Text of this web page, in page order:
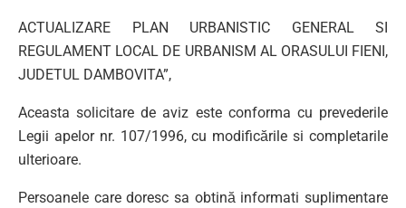
ACTUALIZARE PLAN URBANISTIC GENERAL SI
REGULAMENT LOCAL DE URBANISM AL ORASULUI FIENI,
JUDETUL DAMBOVITA”,
Aceasta solicitare de aviz este conforma cu prevederile
Legii apelor nr. 107/1996, cu modificările si completarile
ulterioare.
Persoanele care doresc sa obtină informati suplimentare